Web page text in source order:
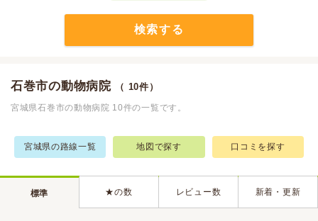
検索する
石巻市の動物病院 （ 10件）
宮城県石巻市の動物病院 10件の一覧です。
宮城県の路線一覧 地図で探す 口コミを探す
標準 ★の数 レビュー数 新着・更新